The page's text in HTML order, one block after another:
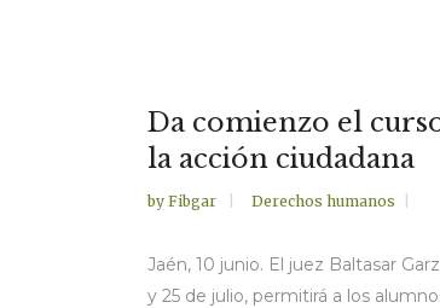
Da comienzo el
la acción ciudadana
by Fibgar Derechos humanos
Jaén, 10 junio. El juez Baltasar
y 25 de julio, permitirá a los